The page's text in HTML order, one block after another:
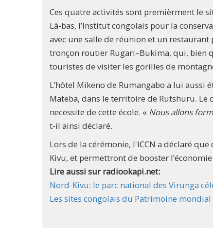
Ces quatre activités sont premièrment le
Là-bas, l’Institut congolais pour la
avec une salle de réunion et un
tronçon routier Rugari–Bukima, qui, bien
touristes de visiter les gorilles de
L’hôtel Mikeno de Rumangabo a lui aussi
Mateba, dans le territoire de Rutshuru.
necessite de cette école. « Nous allons
t-il ainsi déclaré.
Lors de la cérémonie, l'ICCN a déclaré
Kivu, et permettront de booster
Lire aussi sur radiookapi.net:
Nord-Kivu: le parc national des Virunga
Les sites congolais du Patrimoine